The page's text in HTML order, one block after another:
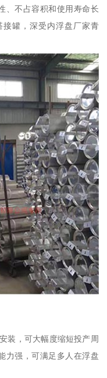
、不占容积和使用寿命长
罐，深受内浮盘厂家青
装，可大幅度缩短投产周
力强，可满足多人在浮盘